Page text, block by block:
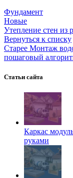
Фундамент
Новые
Утепление стен из
Вернуться к списку
Старее Монтаж
пошаговый
Статьи сайта
Каркас
руками